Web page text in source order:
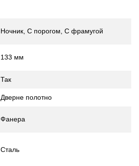
Ночник, С порогом, С фрамугой
133 мм
Так
Дверне полотно
Фанера
Сталь